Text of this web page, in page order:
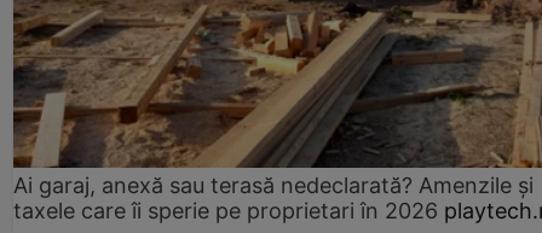
Ai garaj, anexă sau terasă nedeclarată? Amenzile și
taxele care îi sperie pe proprietari în 2026